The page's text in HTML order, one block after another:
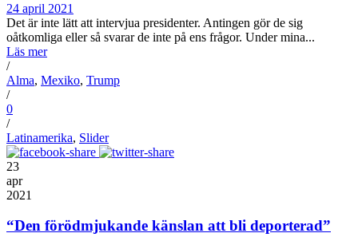
24 april 2021
Det är inte lätt att intervjua presidenter. Antingen gör de sig
oåtkomliga eller så svarar de inte på ens frågor. Under mina...
Läs mer
/
Alma, Mexiko, Trump
/
0
/
Latinamerika, Slider
23
apr
2021
“Den förödmjukande känslan att bli deporterad”